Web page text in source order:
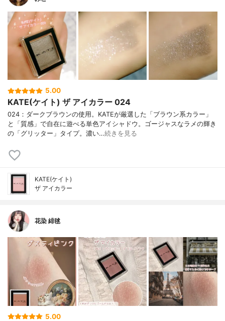
5.00
KATE(ケイト) ザ アイカラー 024
024：ダークブラウンの使用。KATEが厳選した「ブラウン系カラー」
と「質感」で自在に遊べる単色アイシャドウ。ゴージャスなラメの輝き
の「グリッター」タイプ。濃い…続きを見る
KATE(ケイト)
ザ アイカラー
花染 緋毬
5.00